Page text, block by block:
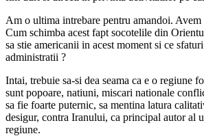
Am o ultima intrebare pentru amandoi. Avem
Cum schimba acest fapt socotelile din
sa stie americanii in acest moment si ce
administratii ?
Intai, trebuie sa-si dea seama ca e o regiune
sunt popoare, natiuni, miscari nationale
sa fie foarte puternic, sa mentina latura
desigur, contra Iranului, ca principal autor al
regiune.